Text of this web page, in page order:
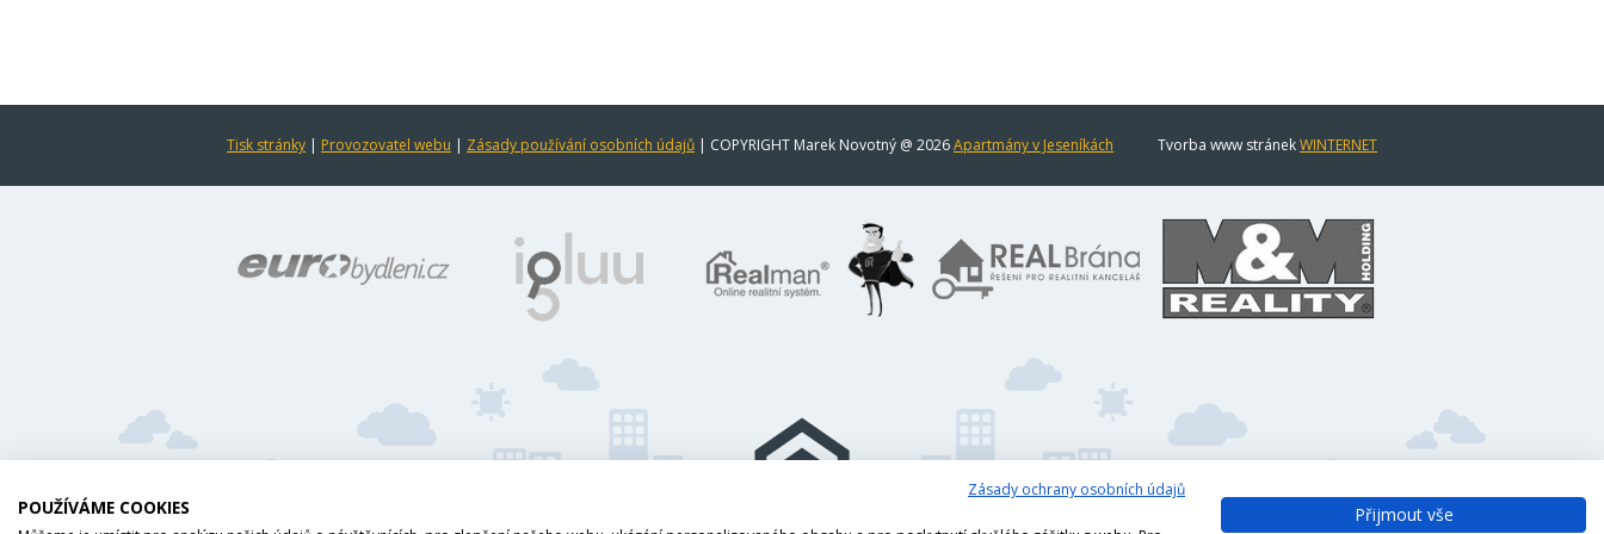
Tisk stránky | Provozovatel webu | Zásady používání osobních údajů | COPYRIGHT Marek Novotný @ 2026Apartmány v Jeseníkách Tvorba www stránekWINTERNET
Zásady ochrany osobních údajů
POUŽÍVÁME COOKIES Přijmout vše